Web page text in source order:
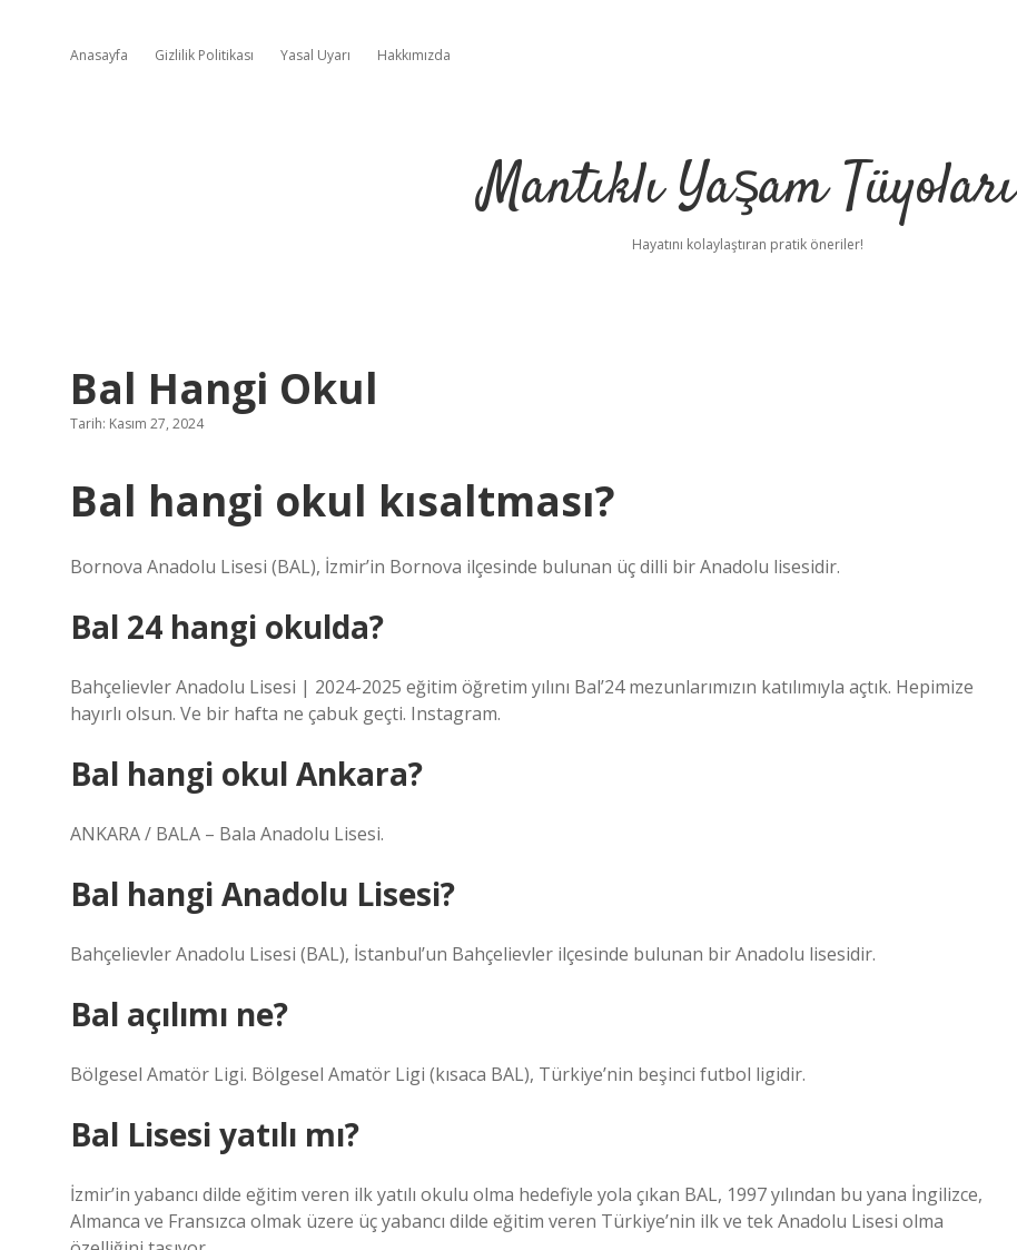
Anasayfa Gizlilik Politikası Yasal Uyarı Hakkımızda
Mantıklı Yaşam Tüyoları
Hayatını kolaylaştıran pratik öneriler!
Bal Hangi Okul
Tarih: Kasım 27, 2024
Bal hangi okul kısaltması?
Bornova Anadolu Lisesi (BAL), İzmir’in Bornova ilçesinde bulunan üç dilli bir Anadolu lisesidir.
Bal 24 hangi okulda?
Bahçelievler Anadolu Lisesi | 2024-2025 eğitim öğretim yılını Bal’24 mezunlarımızın katılımıyla açtık. Hepimize
hayırlı olsun. Ve bir hafta ne çabuk geçti. Instagram.
Bal hangi okul Ankara?
ANKARA / BALA – Bala Anadolu Lisesi.
Bal hangi Anadolu Lisesi?
Bahçelievler Anadolu Lisesi (BAL), İstanbul’un Bahçelievler ilçesinde bulunan bir Anadolu lisesidir.
Bal açılımı ne?
Bölgesel Amatör Ligi. Bölgesel Amatör Ligi (kısaca BAL), Türkiye’nin beşinci futbol ligidir.
Bal Lisesi yatılı mı?
İzmir’in yabancı dilde eğitim veren ilk yatılı okulu olma hedefiyle yola çıkan BAL, 1997 yılından bu yana İngilizce,
Almanca ve Fransızca olmak üzere üç yabancı dilde eğitim veren Türkiye’nin ilk ve tek Anadolu Lisesi olma